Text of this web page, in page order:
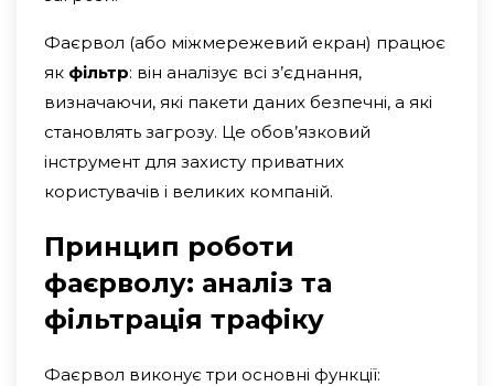
Фаєрвол (або міжмережевий екран) працює
як фільтр: він аналізує всі з’єднання,
визначаючи, які пакети даних безпечні, а які
становлять загрозу. Це обов’язковий
інструмент для захисту приватних
користувачів і великих компаній.
Принцип роботи
фаєрволу: аналіз та
фільтрація трафіку
Фаєрвол виконує три основні функції: